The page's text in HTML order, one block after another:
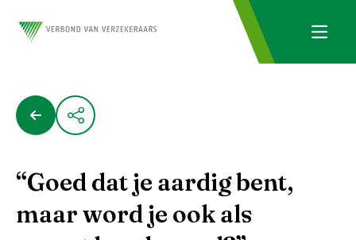
“Goed dat je aardig bent,
maar word je ook als